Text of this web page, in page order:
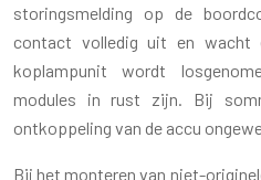
storingsmelding op de
contact volledig uit en wacht
koplampunit wordt
modules in rust zijn. Bij
ontkoppeling van de accu
Bij het monteren van niet-